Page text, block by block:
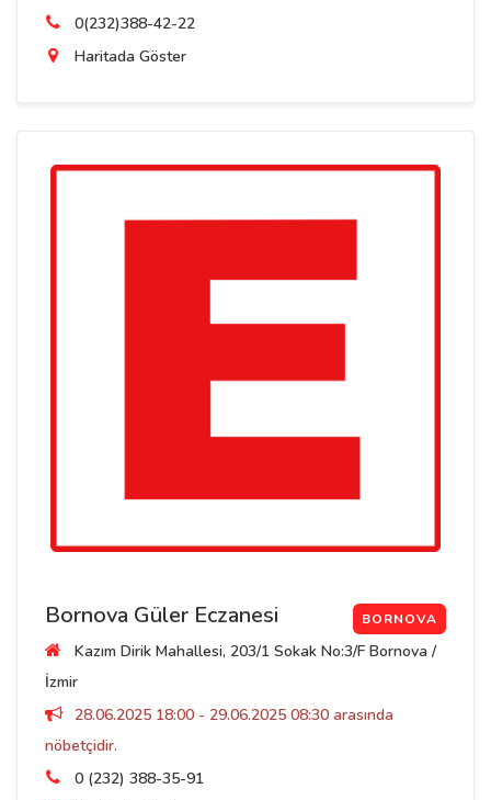
0(232)388-42-22
Haritada Göster
Bornova Güler Eczanesi BORNOVA
Kazım Dirik Mahallesi, 203/1 Sokak No:3/F Bornova /
İzmir
28.06.2025 18:00 - 29.06.2025 08:30 arasında
nöbetçidir.
0 (232) 388-35-91